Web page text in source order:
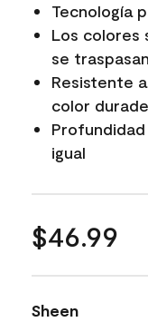
Tecnología
Los colores
se traspasan
Resistente
color
igual
$46.99
Sheen